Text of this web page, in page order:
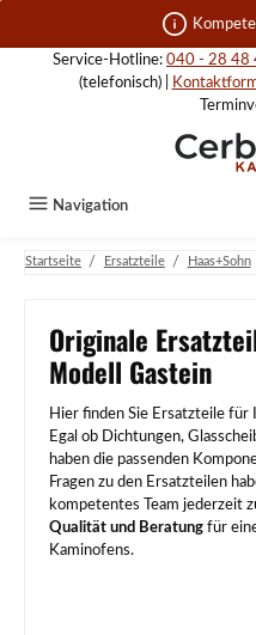
Zum Hauptinhalt springen
Service-Hotline: 040 - 28 48
(telefonisch) |
Navigation
Startseite / Ersatzteile / Haas+Sohn
Originale
Modell Gastein
Hier finden Sie Ersatzteile
Egal ob Dichtungen,
haben die passenden
Fragen zu den Ersatzteilen
kompetentes Team jederzeit
Qualität und Beratung für
Kaminofens.